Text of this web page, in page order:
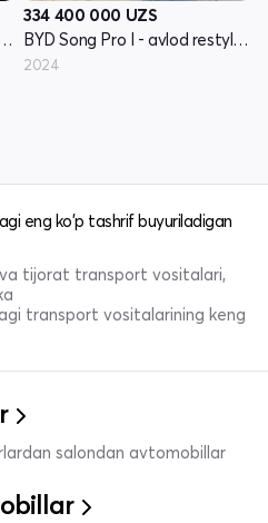
I - avlod restyling
334 400 000 UZS
BYD Song Pro I - avlod restyling
2024
eng ko'p tashrif buyuriladigan
tijorat transport vositalari,
transport vositalarining keng
salondan avtomobillar